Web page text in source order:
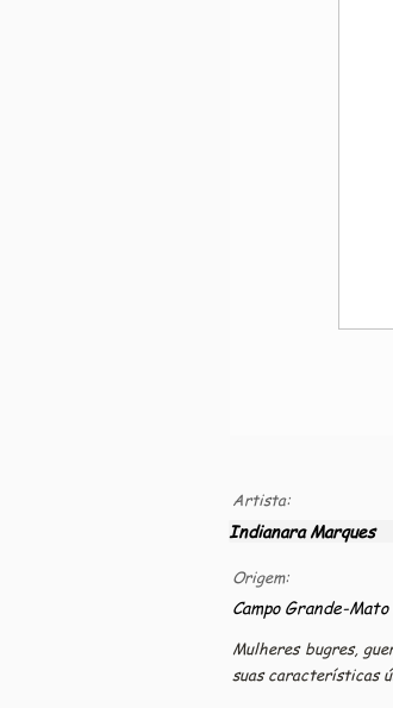
Artista:
Indianara Marques
Origem:
Campo Grande-
Mulheres bugres,
suas características